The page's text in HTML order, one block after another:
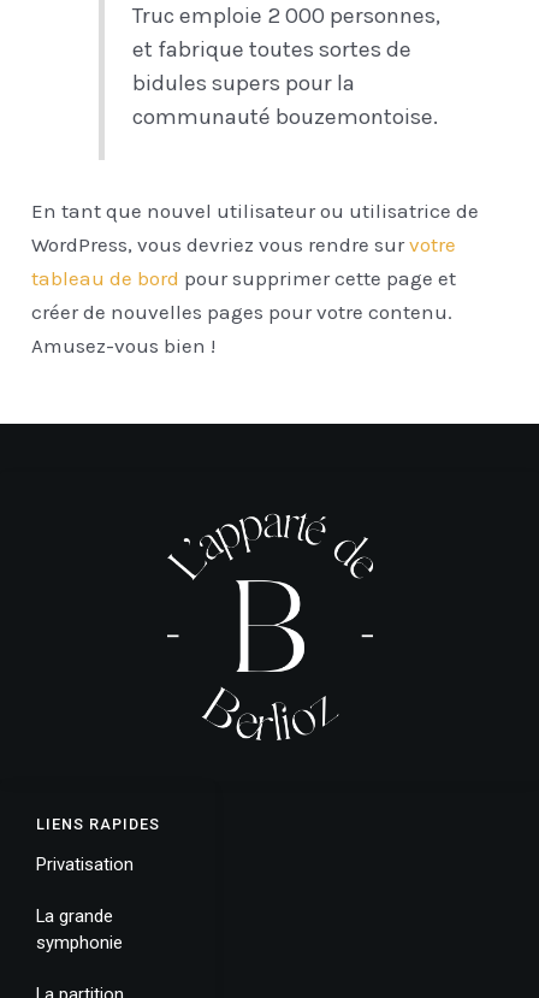
Truc emploie 2 000 personnes,
et fabrique toutes sortes de
bidules supers pour la
communauté bouzemontoise.
En tant que nouvel utilisateur ou utilisatrice de
WordPress, vous devriez vous rendre survotre
tableau de bord pour supprimer cette page et
créer de nouvelles pages pour votre contenu.
Amusez-vous bien !
LIENS RAPIDES
Privatisation
La grande
symphonie